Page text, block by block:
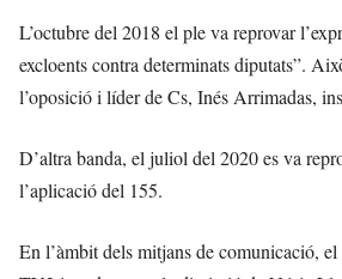
L’octubre del 2018 el ple va reprovar
excloents contra determinats diputats”.
l’oposició i líder de Cs, Inés Arrimadas,
D’altra banda, el juliol del 2020 es va
l’aplicació del 155.
En l’àmbit dels mitjans de comunicació,